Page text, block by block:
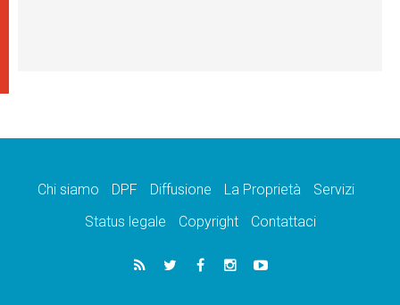
Chi siamo DPF Diffusione La Proprietà
Servizi
Status legale
Copyright Contattaci